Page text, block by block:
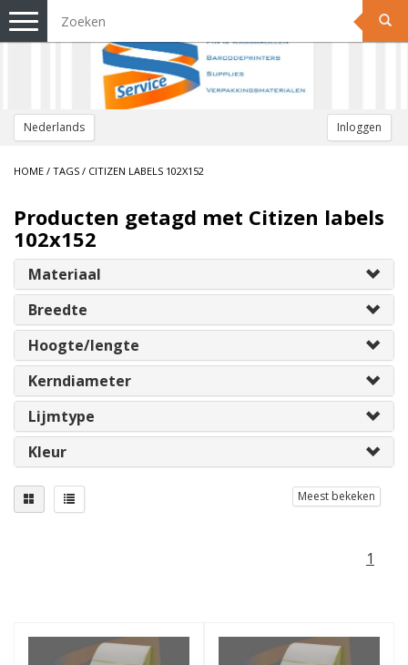
Nederlands Inloggen
Toggle
navigation
HOME / TAGS / CITIZEN LABELS 102X152
Producten getagd met Citizen labels
102x152
Materiaal
Breedte
Hoogte/lengte
Kerndiameter
Lijmtype
Kleur
Meest bekeken
1